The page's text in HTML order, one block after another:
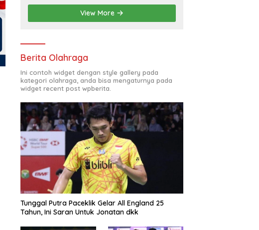
Warga Baturusa
View More
Berita Olahraga
Ini contoh widget dengan style gallery pada
kategori olahraga, anda bisa mengaturnya pada
widget recent post wpberita.
Tunggal Putra Paceklik Gelar All England 25
Tahun, Ini Saran Untuk Jonatan dkk